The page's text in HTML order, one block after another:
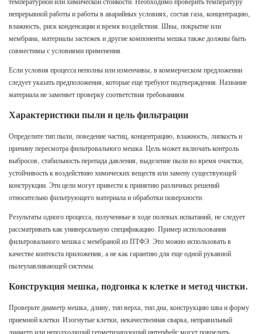
температурной или химической стойкости. Необходимо проверить температуру
непрерывной работы и работы в аварийных условиях, состав газа, концентрацию,
влажность, риск конденсации и время воздействия. Швы, покрытие или
мембрана, материалы застежек и другие компоненты мешка также должны быть
совместимы с условиями применения.
Если условия процесса неполны или изменчивы, в коммерческом предложении
следует указать предположения, которые еще требуют подтверждения. Название
материала не заменяет проверку соответствия требованиям.
Характеристики пыли и цель фильтрации
Определите тип пыли, поведение частиц, концентрацию, влажность, липкость и
причину пересмотра фильтровального мешка. Цель может включать контроль
выбросов, стабильность перепада давления, выделение пыли во время очистки,
устойчивость к воздействию химических веществ или замену существующей
конструкции. Эти цели могут привести к принятию различных решений
относительно фильтрующего материала и обработки поверхности.
Результаты одного процесса, полученные в ходе полевых испытаний, не следует
рассматривать как универсальную спецификацию. Пример использования
фильтровального мешка с мембраной из ПТФЭ. Это можно использовать в
качестве контекста приложения, а не как гарантию для еще одной рукавной
пылеулавливающей системы.
Конструкция мешка, подгонка к клетке и метод чистки.
Проверьте диаметр мешка, длину, тип верха, тип дна, конструкцию шва и форму
приемной клетки. Изогнутые клетки, некачественная сварка, неправильный